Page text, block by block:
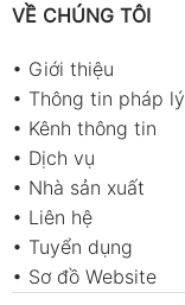
VỀ CHÚNG TÔI
• Giới thiệu
• Thông tin pháp lý
• Kênh thông tin
• Dịch vụ
• Nhà sản xuất
• Liên hệ
• Tuyển dụng
• Sơ đồ Website